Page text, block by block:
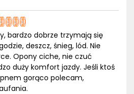
bardzo dobrze trzymają się
deszcz, śnieg, lód. Nie
Opony ciche, nie czuć
duży komfort jazdy. Jeśli ktoś
gorąco polecam,